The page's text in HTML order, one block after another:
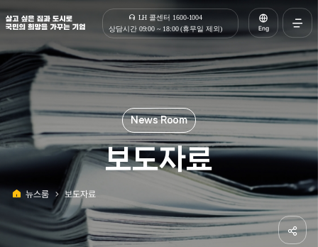
살고 싶은 집과 도시로 국민의 희망을 가꾸는 기업 | 한국토지주택공사
LH 콜센터 1600-1004
상담시간 09:00 ~ 18:00 (휴무일 제외)
Eng
전체
열기
보도자료
뉴스룸 보도자료